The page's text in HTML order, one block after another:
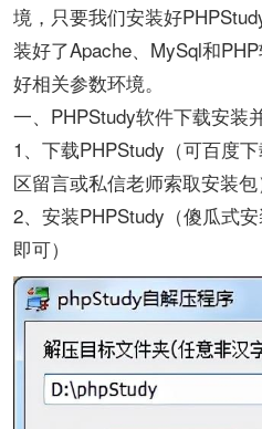
境，只要我们安装好
装好了Apache、MySql和
好相关参数环境。
一、PHPStudy软件下载安装
1、下载PHPStudy（可百度
区留言或私信老师索取安装包
2、安装PHPStudy（傻瓜式
即可）